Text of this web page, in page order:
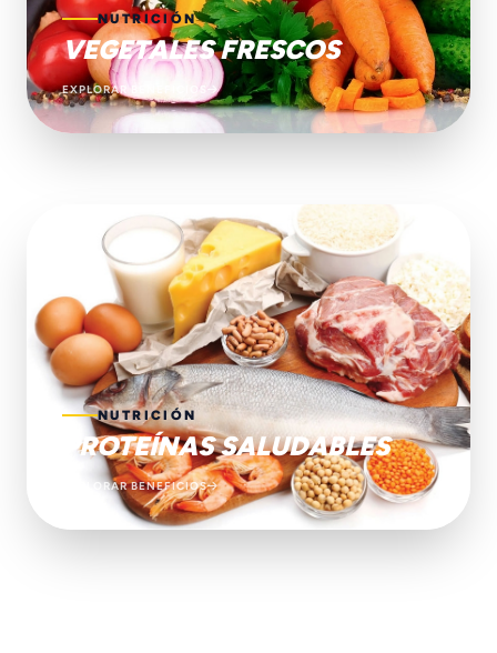
NUTRICIÓN
VEGETALES FRESCOS
EXPLORAR BENEFICIOS
NUTRICIÓN
PROTEÍNAS SALUDABLES
EXPLORAR BENEFICIOS